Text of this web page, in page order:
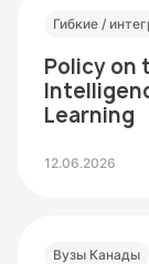
Гибкие /
Policy on
Learning
12.06.2026
Вузы Канады